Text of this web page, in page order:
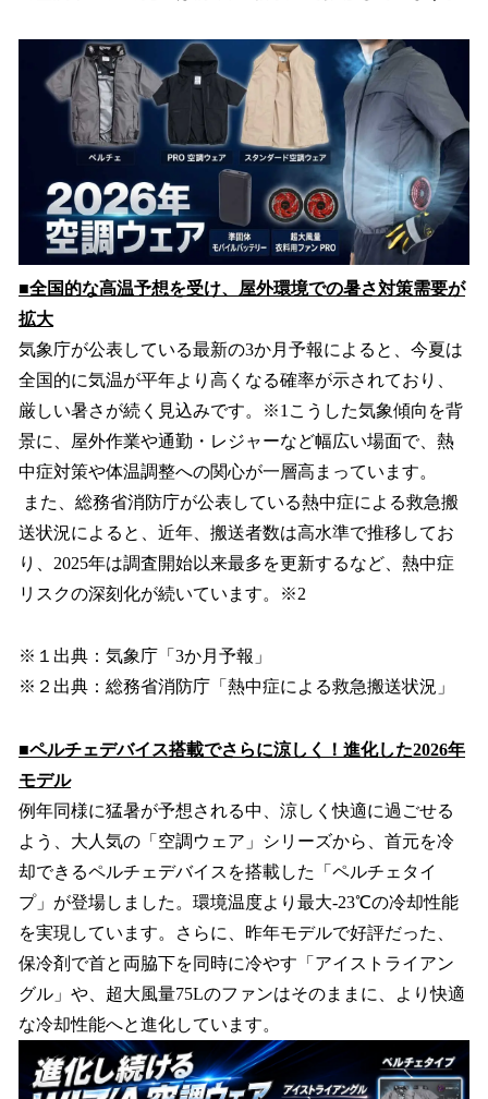
■全国的な高温予想を受け、屋外環境での暑さ対策需要が
拡大
気象庁が公表している最新の3か月予報によると、今夏は
全国的に気温が平年より高くなる確率が示されており、
厳しい暑さが続く見込みです。※1こうした気象傾向を背
景に、屋外作業や通勤・レジャーなど幅広い場面で、熱
中症対策や体温調整への関心が一層高まっています。
また、総務省消防庁が公表している熱中症による救急搬
送状況によると、近年、搬送者数は高水準で推移してお
り、2025年は調査開始以来最多を更新するなど、熱中症
リスクの深刻化が続いています。※2
※１出典：気象庁「3か月予報」
※２出典：総務省消防庁「熱中症による救急搬送状況」
■ペルチェデバイス搭載でさらに涼しく！進化した2026年
モデル
例年同様に猛暑が予想される中、涼しく快適に過ごせる
よう、大人気の「空調ウェア」シリーズから、首元を冷
却できるペルチェデバイスを搭載した「ペルチェタイ
プ」が登場しました。環境温度より最大-23℃の冷却性能
を実現しています。さらに、昨年モデルで好評だった、
保冷剤で首と両脇下を同時に冷やす「アイストライアン
グル」や、超大風量75Lのファンはそのままに、より快適
な冷却性能へと進化しています。